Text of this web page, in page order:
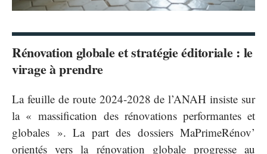
Rénovation globale et stratégie éditoriale : le
virage à prendre
La feuille de route 2024-2028 de l’ANAH insiste sur
la « massification des rénovations performantes et
globales ». La part des dossiers MaPrimeRénov’
orientés vers la rénovation globale progresse au